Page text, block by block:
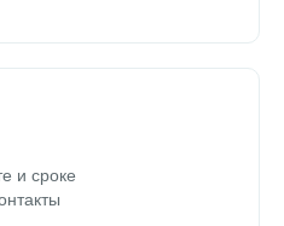
и сроке